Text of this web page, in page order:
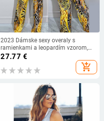
2023 Dámske sexy overaly s
ramienkami a leopardím vzorom,
rovné nohavice a bez rukávov
27.77 €
add_shopping_cart